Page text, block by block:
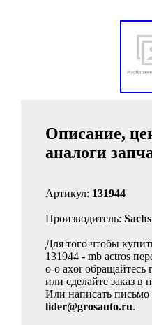
Описание,
аналоги
Артикул: 131944
Производитель: Sachs
Для того чтобы
131944 - mb actros
o-o axor обращайтесь
или сделайте заказ в
Или написать письмо
lider@grosauto.ru.